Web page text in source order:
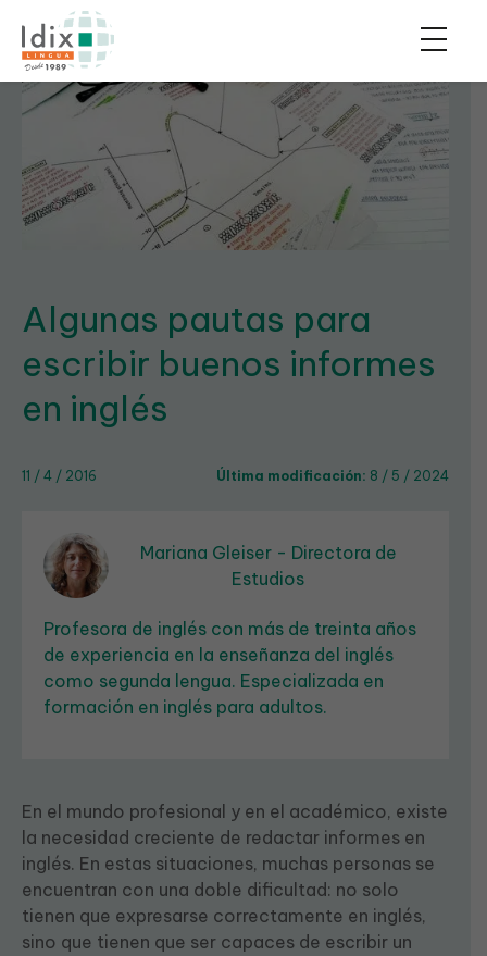
Algunas pautas para
escribir buenos informes
en inglés
11 / 4 / 2016 Última modificación: 8 / 5 / 2024
Mariana Gleiser - Directora de
Estudios
Profesora de inglés con más de treinta años
de experiencia en la enseñanza del inglés
como segunda lengua. Especializada en
formación en inglés para adultos.
En el mundo profesional y en el académico, existe
la necesidad creciente de redactar informes en
inglés. En estas situaciones, muchas personas se
encuentran con una doble dificultad: no solo
tienen que expresarse correctamente en inglés,
sino que tienen que ser capaces de escribir un